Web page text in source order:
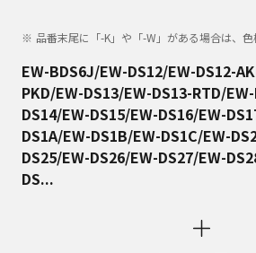
品番末尾に「-K」や「-W」がある場合は、色
EW-BDS6J/EW-DS12/EW-DS12-
PKD/EW-DS13/EW-DS13-RTD/
DS14/EW-DS15/EW-DS16/EW-
DS1A/EW-DS1B/EW-DS1C/EW-
DS25/EW-DS26/EW-DS27/EW-
DS...